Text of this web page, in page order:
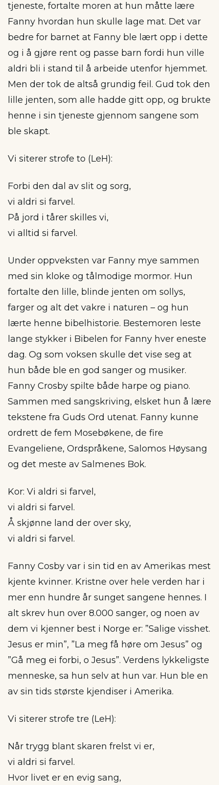
tjeneste, fortalte moren at hun måtte lære
Fanny hvordan hun skulle lage mat. Det var
bedre for barnet at Fanny ble lært opp i dette
og i å gjøre rent og passe barn fordi hun ville
aldri bli i stand til å arbeide utenfor hjemmet.
Men der tok de altså grundig feil. Gud tok den
lille jenten, som alle hadde gitt opp, og brukte
henne i sin tjeneste gjennom sangene som
ble skapt.
Vi siterer strofe to (LeH):
Forbi den dal av slit og sorg,
vi aldri si farvel.
På jord i tårer skilles vi,
vi alltid si farvel.
Under oppveksten var Fanny mye sammen
med sin kloke og tålmodige mormor. Hun
fortalte den lille, blinde jenten om sollys,
farger og alt det vakre i naturen – og hun
lærte henne bibelhistorie. Bestemoren leste
lange stykker i Bibelen for Fanny hver eneste
dag. Og som voksen skulle det vise seg at
hun både ble en god sanger og musiker.
Fanny Crosby spilte både harpe og piano.
Sammen med sangskriving, elsket hun å lære
tekstene fra Guds Ord utenat. Fanny kunne
ordrett de fem Mosebøkene, de fire
Evangeliene, Ordspråkene, Salomos Høysang
og det meste av Salmenes Bok.
Kor: Vi aldri si farvel,
vi aldri si farvel.
Å skjønne land der over sky,
vi aldri si farvel.
Fanny Cosby var i sin tid en av Amerikas mest
kjente kvinner. Kristne over hele verden har i
mer enn hundre år sunget sangene hennes. I
alt skrev hun over 8.000 sanger, og noen av
dem vi kjenner best i Norge er: ”Salige visshet.
Jesus er min”, ”La meg få høre om Jesus” og
”Gå meg ei forbi, o Jesus”. Verdens lykkeligste
menneske, sa hun selv at hun var. Hun ble en
av sin tids største kjendiser i Amerika.
Vi siterer strofe tre (LeH):
Når trygg blant skaren frelst vi er,
vi aldri si farvel.
Hvor livet er en evig sang,